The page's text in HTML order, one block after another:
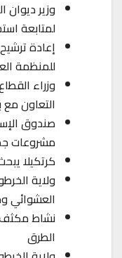
وزير
لمتابعة
إعادة
للمنظمة
وزراء
التعاون مع
صندوق
مشروعات
كرتكيلا
ولاية
العشوائي
نشاط
الطرق